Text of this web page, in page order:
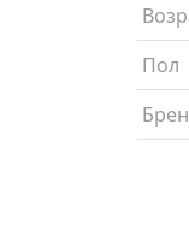
Пол